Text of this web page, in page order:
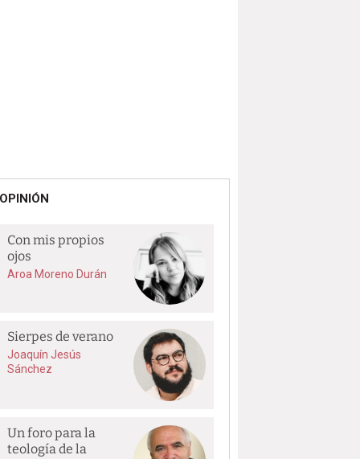
OPINIÓN
Con mis propios
ojos
Aroa Moreno Durán
Sierpes de verano
Joaquín Jesús
Sánchez
Un foro para la
teología de la